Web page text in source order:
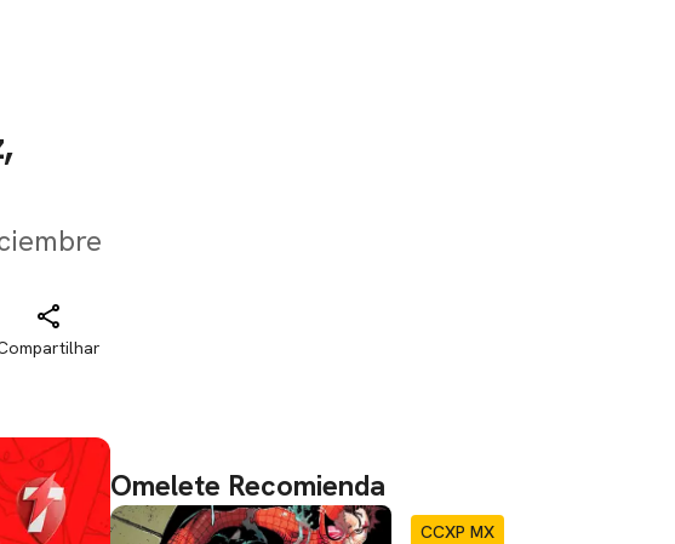
Omelete Recomienda
CCXP MX